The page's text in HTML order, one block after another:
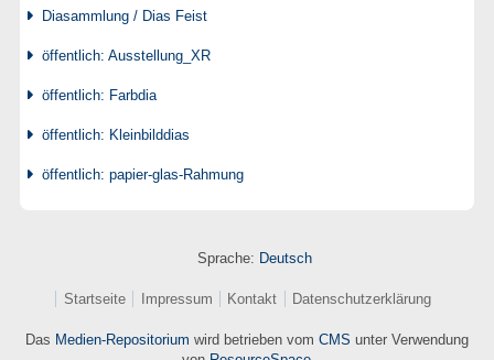
Diasammlung / Dias Feist
öffentlich: Ausstellung_XR
öffentlich: Farbdia
öffentlich: Kleinbilddias
öffentlich: papier-glas-Rahmung
Sprache: Deutsch
Startseite Impressum Kontakt Datenschutzerklärung
Das Medien-Repositorium wird betrieben vom CMS unter Verwendung